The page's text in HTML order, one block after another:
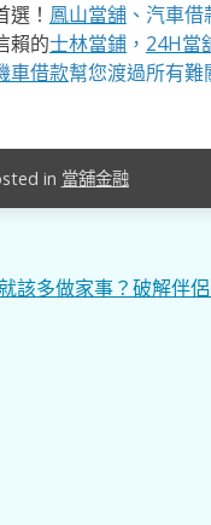
選！ 鳳山當舖、汽車借
賴的士林當鋪， 24H當
車借款幫您渡過所有難
in 當舖金融
該多做家事？破解伴